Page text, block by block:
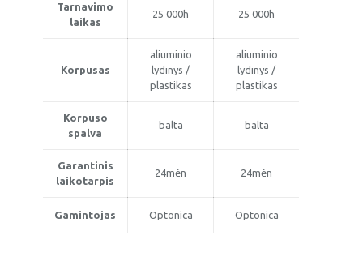
Tarnavimo
laikas
25 000h 25 000h
Korpusas
aliuminio
lydinys /
plastikas
aliuminio
lydinys /
plastikas
Korpuso
spalva
balta balta
Garantinis
laikotarpis
24mėn 24mėn
Gamintojas Optonica Optonica